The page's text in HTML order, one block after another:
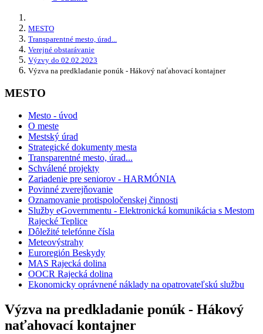
MESTO
Transparentné mesto, úrad...
Verejné obstarávanie
Výzvy do 02.02.2023
Výzva na predkladanie ponúk - Hákový naťahovací kontajner
MESTO
Mesto - úvod
O meste
Mestský úrad
Strategické dokumenty mesta
Transparentné mesto, úrad...
Schválené projekty
Zariadenie pre seniorov - HARMÓNIA
Povinné zverejňovanie
Oznamovanie protispoločenskej činnosti
Služby eGovernmentu - Elektronická komunikácia s Mestom
Rajecké Teplice
Dôležité telefónne čísla
Meteovýstrahy
Euroregión Beskydy
MAS Rajecká dolina
OOCR Rajecká dolina
Ekonomicky oprávnené náklady na opatrovateľskú službu
Výzva na predkladanie ponúk - Hákový
naťahovací kontajner